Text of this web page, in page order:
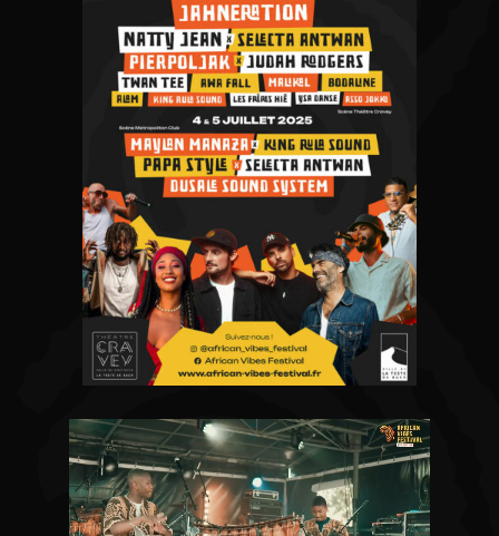
PARTENAIRES
BÉNÉVOLES
EXPOSANTS
RÉTROS
CONTACTS